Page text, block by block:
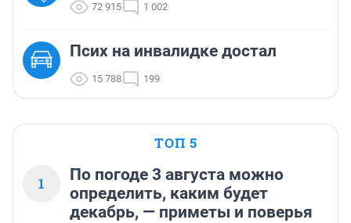
72 915 1 002
Псих на инвалидке достал
15 788 199
ТОП 5
1
По погоде 3 августа можно
определить, каким будет
декабрь, — приметы и поверья